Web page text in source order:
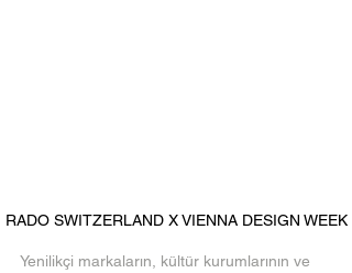
RADO SWITZERLAND X VIENNA DESIGN WEEK
Yenilikçi markaların, kültür kurumlarının ve